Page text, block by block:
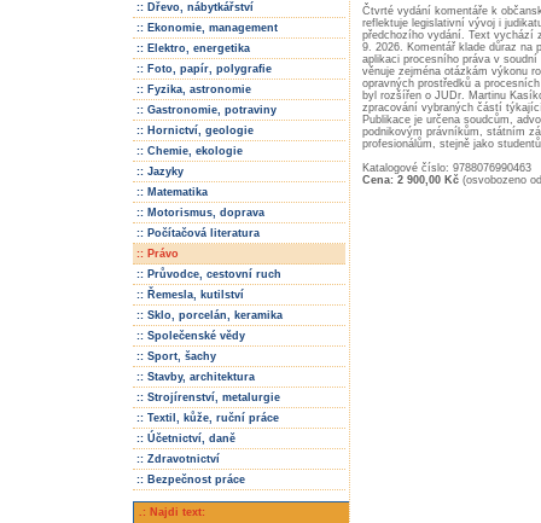
:: Dřevo, nábytkářství
:: Ekonomie, management
:: Elektro, energetika
:: Foto, papír, polygrafie
:: Fyzika, astronomie
:: Gastronomie, potraviny
:: Hornictví, geologie
:: Chemie, ekologie
:: Jazyky
:: Matematika
:: Motorismus, doprava
:: Počítačová literatura
:: Právo
:: Průvodce, cestovní ruch
:: Řemesla, kutilství
:: Sklo, porcelán, keramika
:: Společenské vědy
:: Sport, šachy
:: Stavby, architektura
:: Strojírenství, metalurgie
:: Textil, kůže, ruční práce
:: Účetnictví, daně
:: Zdravotnictví
:: Bezpečnost práce
.: Najdi text:
Čtvrté vydání komentáře k
reflektuje legislativní vývoj i
předchozího vydání. Text vychází
9. 2026. Komentář klade důraz na
aplikaci procesního práva v
věnuje zejména otázkám výkonu
opravných prostředků a
byl rozšířen o JUDr. Martinu
zpracování vybraných částí
Publikace je určena soudcům,
podnikovým právníkům, státním
profesionálům, stejně jako
Katalogové číslo: 9788076990463
Cena: 2 900,00 Kč (osvobozeno